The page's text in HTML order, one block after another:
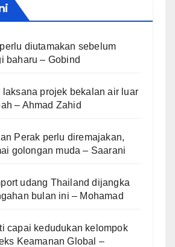
diutamakan sebelum
baharu – Gobind
laksana projek bekalan air luar
– Ahmad Zahid
Perak perlu diremajakan,
golongan muda – Saarani
udang Thailand dijangka
bulan ini – Mohamad
capai kedudukan kelompok
Keamanan Global –